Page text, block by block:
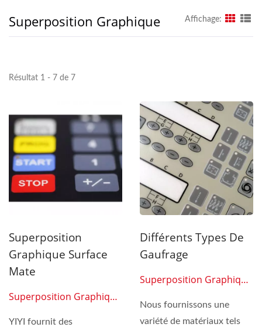
Superposition Graphique Affichage:
Résultat 1 - 7 de 7
Superposition
Graphique Surface
Mate
Superposition Graphique
YIYI fournit des
Différents Types De
Gaufrage
Superposition Graphique
Nous fournissons une
variété de matériaux tels